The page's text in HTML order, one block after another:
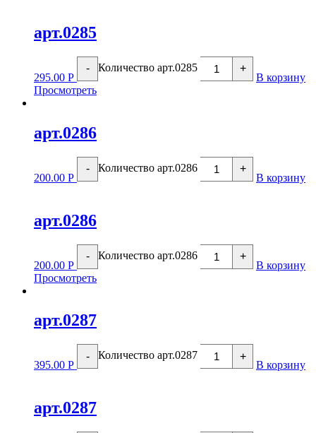
арт.0285
295.00 Р
- Количество арт.0285 +
В корзину
Просмотреть
арт.0286
200.00 Р
- Количество арт.0286 +
В корзину
арт.0286
200.00 Р
- Количество арт.0286 +
В корзину
Просмотреть
арт.0287
395.00 Р
- Количество арт.0287 +
В корзину
арт.0287